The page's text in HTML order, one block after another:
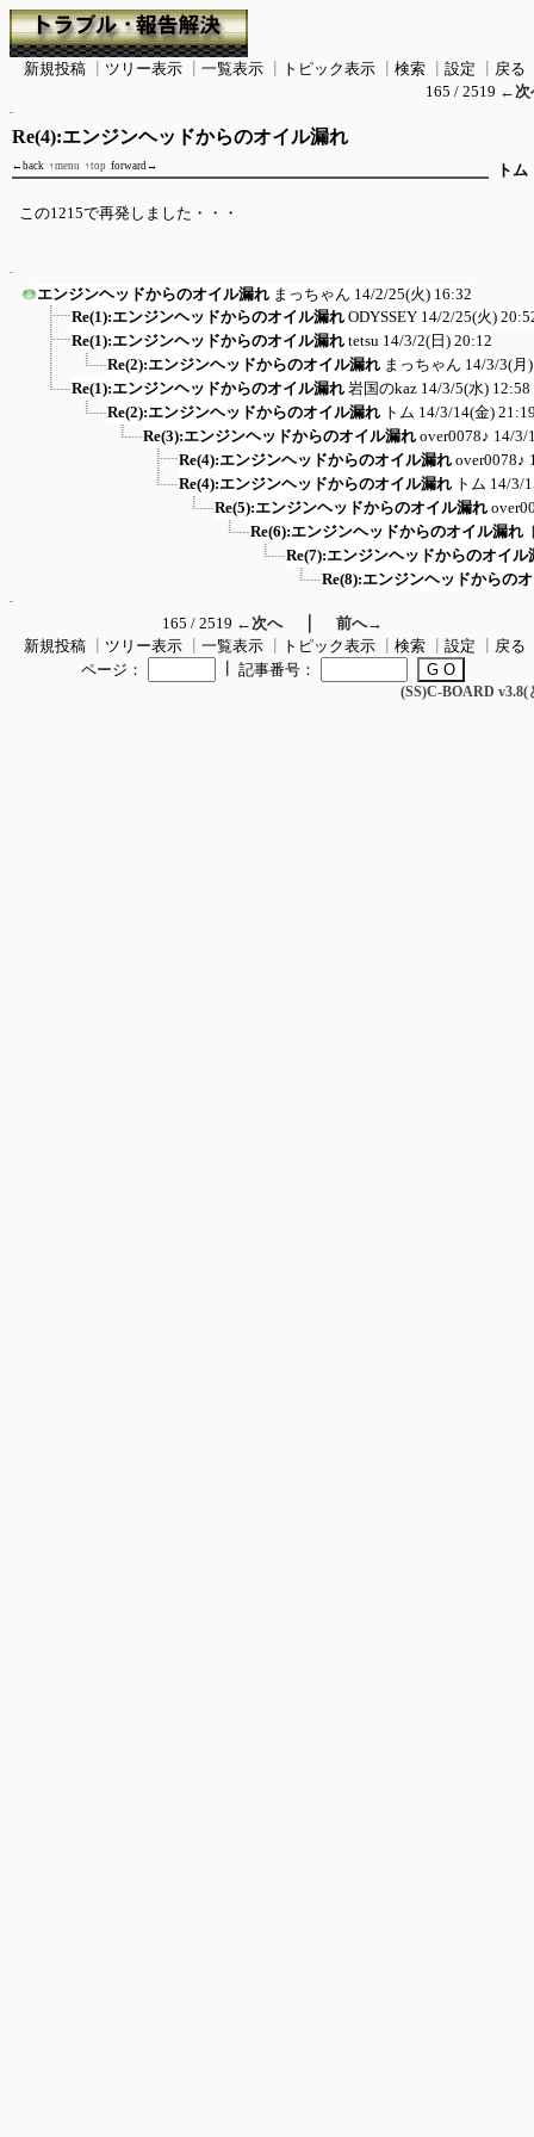
新規投稿 ツリー表示 一覧表示 トピック表示 検索 設定
戻る
165 / 2519 ←次
Re(4):エンジンヘッドからのオイル漏れ
←back ↑menu ↑top forward→ トム
この1215で再発しました・・・
エンジンヘッドからのオイル漏れ まっちゃん 14/2/25(火) 16:32
Re(1):エンジンヘッドからのオイル漏れ ODYSSEY 14/2/25(火)
Re(1):エンジンヘッドからのオイル漏れ tetsu 14/3/2(日) 20:12
Re(2):エンジンヘッドからのオイル漏れ まっちゃん 14/3/3(月
Re(1):エンジンヘッドからのオイル漏れ 岩国のkaz 14/3/5(水) 12:58
Re(2):エンジンヘッドからのオイル漏れ トム 14/3/14(金)
Re(3):エンジンヘッドからのオイル漏れ over0078♪ 14/3/
Re(4):エンジンヘッドからのオイル漏れ over0078♪
Re(4):エンジンヘッドからのオイル漏れ トム 14/3/
Re(5):エンジンヘッドからのオイル漏れ
Re(6):エンジンヘッドからのオイル漏れ
Re(7):エンジンヘッドからのオイル
Re(8):エンジンヘッドからの
165 / 2519 ←次へ｜ 前へ→
新規投稿
ツリー表示 一覧表示 トピック表示 検索 設定
戻る
ページ：
記事番号：
(SS)C-BOARD v3.8(